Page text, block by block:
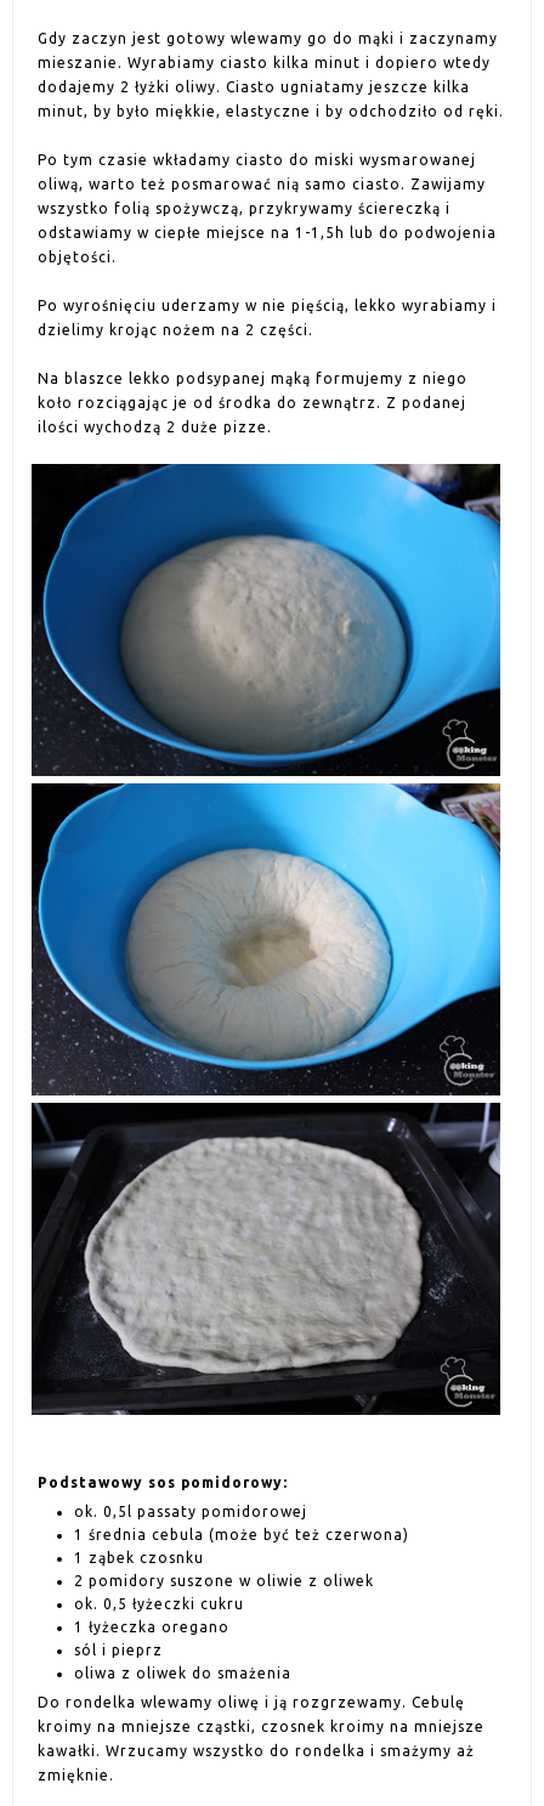
Gdy zaczyn jest gotowy wlewamy go do mąki i zaczynamy
mieszanie. Wyrabiamy ciasto kilka minut i dopiero wtedy
dodajemy 2 łyżki oliwy. Ciasto ugniatamy jeszcze kilka
minut, by było miękkie, elastyczne i by odchodziło od ręki.
Po tym czasie wkładamy ciasto do miski wysmarowanej
oliwą, warto też posmarować nią samo ciasto. Zawijamy
wszystko folią spożywczą, przykrywamy ściereczką i
odstawiamy w ciepłe miejsce na 1-1,5h lub do podwojenia
objętości.
Po wyrośnięciu uderzamy w nie pięścią, lekko wyrabiamy i
dzielimy krojąc nożem na 2 części.
Na blaszce lekko podsypanej mąką formujemy z niego
koło rozciągając je od środka do zewnątrz. Z podanej
ilości wychodzą 2 duże pizze.
Podstawowy sos pomidorowy:
ok. 0,5l passaty pomidorowej
1 średnia cebula (może być też czerwona)
1 ząbek czosnku
2 pomidory suszone w oliwie z oliwek
ok. 0,5 łyżeczki cukru
1 łyżeczka oregano
sól i pieprz
oliwa z oliwek do smażenia
Do rondelka wlewamy oliwę i ją rozgrzewamy. Cebulę
kroimy na mniejsze cząstki, czosnek kroimy na mniejsze
kawałki. Wrzucamy wszystko do rondelka i smażymy aż
zmięknie.